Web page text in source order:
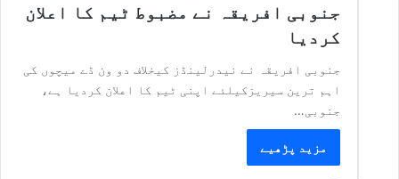
جنوبی افریقہ نے مضبوط ٹیم کا اعلان
کردیا
جنوبی افریقہ نے نیدرلینڈز کیخلاف دو ون ڈے میچوں کی
اہم ترین سیریزکیلئے اپنی ٹیم کا اعلان کردیا ہے،
جنوبی…
مزید پڑھیے